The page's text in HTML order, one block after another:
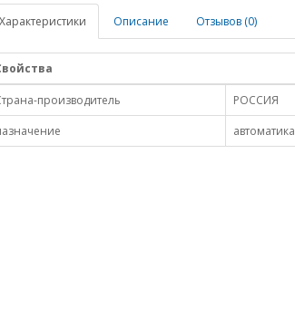
Характеристики Описание Отзывов (0)
производитель
РОССИЯ
автоматика